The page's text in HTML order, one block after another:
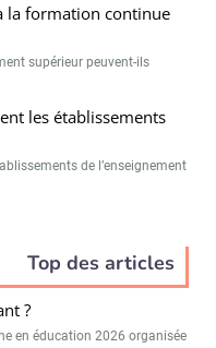
la formation continue
supérieur peuvent-ils
les établissements
de l’enseignement
Top des articles
?
en éducation 2026 organisée